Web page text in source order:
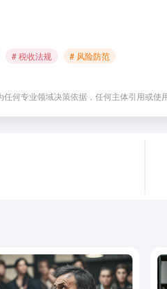
# 税收法规 # 风险防范
何专业领域决策依据，任何主体引用或